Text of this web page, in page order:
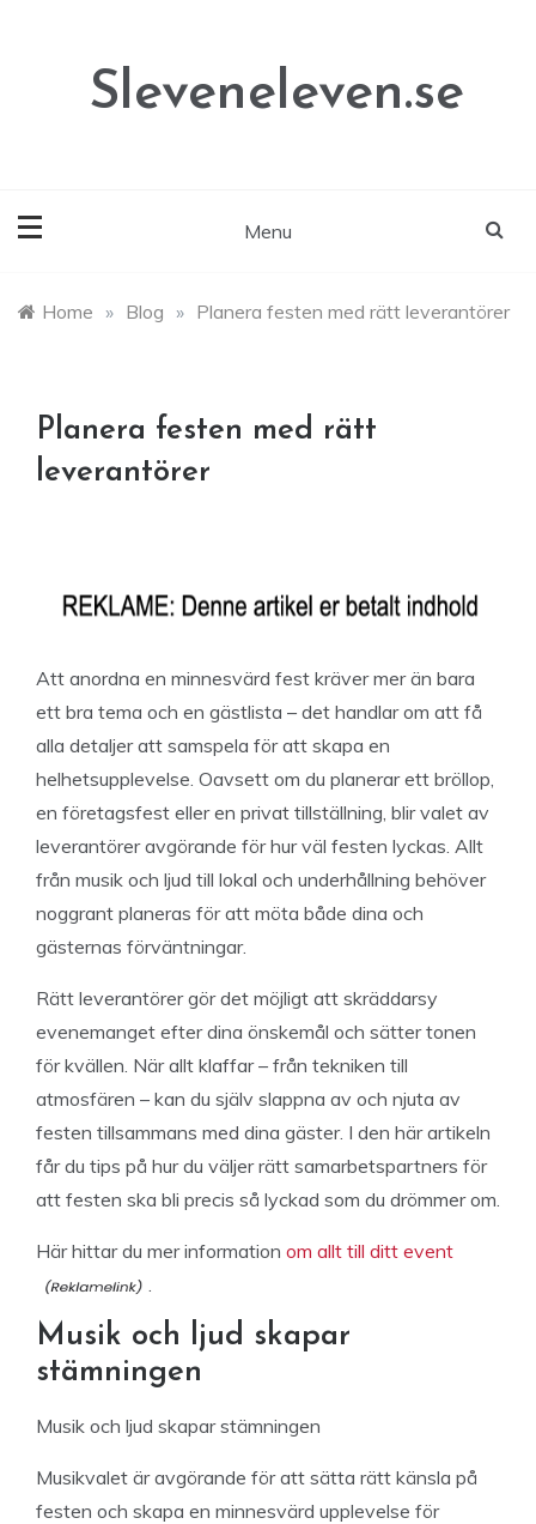
Sleveneleven.se
Menu
Home » Blog » Planera festen med rätt leverantörer
Planera festen med rätt
leverantörer
Att anordna en minnesvärd fest kräver mer än bara
ett bra tema och en gästlista – det handlar om att få
alla detaljer att samspela för att skapa en
helhetsupplevelse. Oavsett om du planerar ett bröllop,
en företagsfest eller en privat tillställning, blir valet av
leverantörer avgörande för hur väl festen lyckas. Allt
från musik och ljud till lokal och underhållning behöver
noggrant planeras för att möta både dina och
gästernas förväntningar.
Rätt leverantörer gör det möjligt att skräddarsy
evenemanget efter dina önskemål och sätter tonen
för kvällen. När allt klaffar – från tekniken till
atmosfären – kan du själv slappna av och njuta av
festen tillsammans med dina gäster. I den här artikeln
får du tips på hur du väljer rätt samarbetspartners för
att festen ska bli precis så lyckad som du drömmer om.
Här hittar du mer information om allt till ditt event
.
Musik och ljud skapar
stämningen
Musik och ljud skapar stämningen
Musikvalet är avgörande för att sätta rätt känsla på
festen och skapa en minnesvärd upplevelse för